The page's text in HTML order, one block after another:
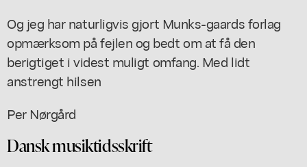
Og jeg har naturligvis gjort Munks-gaards forlag
opmærksom på fejlen og bedt om at få den
berigtiget i videst muligt omfang. Med lidt
anstrengt hilsen
Per Nørgård
Dansk musiktidsskrift